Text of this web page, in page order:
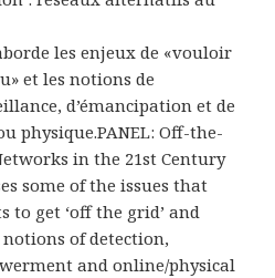
les enjeux de «vouloir
et les notions de
d’émancipation et de
physique.PANEL: Off-the-
in the 21st Century
some of the issues that
to get ‘off the grid’ and
of detection,
and online/physical